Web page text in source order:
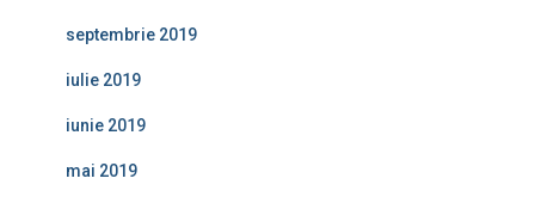
septembrie 2019
iulie 2019
iunie 2019
mai 2019